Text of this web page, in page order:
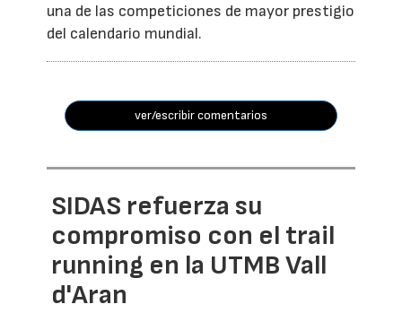
una de las competiciones de mayor prestigio
del calendario mundial.
ver/escribir comentarios
SIDAS refuerza su
compromiso con el trail
running en la UTMB Vall
d'Aran